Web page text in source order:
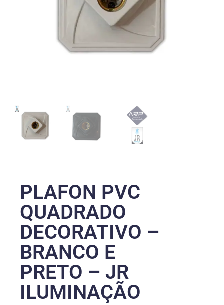
PLAFON PVC
QUADRADO
DECORATIVO –
BRANCO E
PRETO – JR
ILUMINAÇÃO